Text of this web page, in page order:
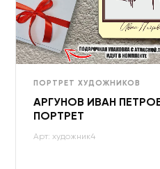
ПОРТРЕТ ХУДОЖНИКОВ
АРГУНОВ ИВАН
ПОРТРЕТ
Арт: художник4